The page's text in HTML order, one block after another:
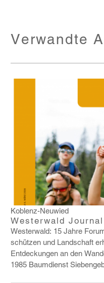
Verwandte
Koblenz-Neuwied
Westerwald Journal
Wester­wald: 15 Jahre
schützen und Land­schaft
Entde­ckungen an den
1985 Baum­dienst